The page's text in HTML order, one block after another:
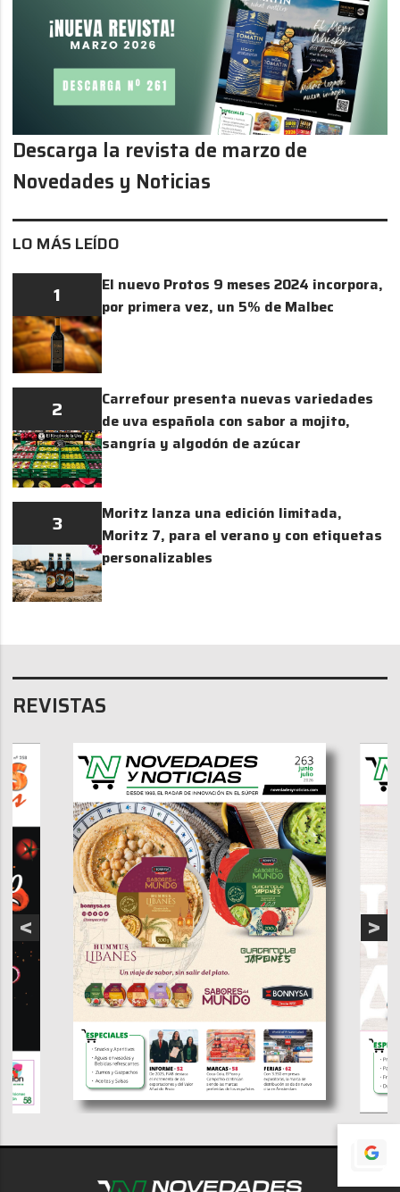
LO MÁS LEÍDO
1
El nuevo Protos 9 meses 2024 incorpora,
por primera vez, un 5% de Malbec
2
Carrefour presenta nuevas variedades
de uva española con sabor a mojito,
sangría y algodón de azúcar
3
Moritz lanza una edición limitada,
Moritz 7, para el verano y con etiquetas
personalizables
Descarga la revista de marzo de
Novedades y Noticias
REVISTAS